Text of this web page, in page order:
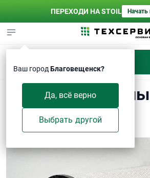
ПЕРЕХОДИ НА STOIL Начать
Ваш город Благовещенск?
Да, всё верно
Выбрать другой
Фильтр
YA605010